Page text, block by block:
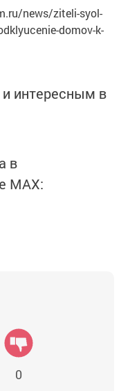
news/ziteli-syol-
domov-k-
интересным в
в
MАХ:
0